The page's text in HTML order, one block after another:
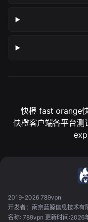
快橙 fast orange
快橙客户端各平台测
2019-2026 789vpn
开发者：南京蓝鲸信息技术有
名称: 789vpn 更新时间:2026